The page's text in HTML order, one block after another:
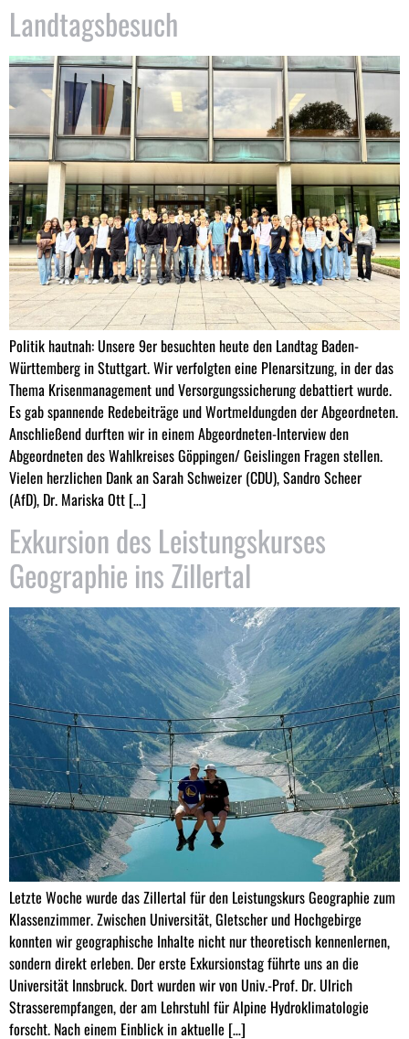
Landtagsbesuch
Politik hautnah: Unsere 9er besuchten heute den Landtag Baden-
Württemberg in Stuttgart. Wir verfolgten eine Plenarsitzung, in der das
Thema Krisenmanagement und Versorgungssicherung debattiert wurde.
Es gab spannende Redebeiträge und Wortmeldungden der Abgeordneten.
Anschließend durften wir in einem Abgeordneten-Interview den
Abgeordneten des Wahlkreises Göppingen/ Geislingen Fragen stellen.
Vielen herzlichen Dank an Sarah Schweizer (CDU), Sandro Scheer
(AfD), Dr. Mariska Ott […]
Exkursion des Leistungskurses
Geographie ins Zillertal
Letzte Woche wurde das Zillertal für den Leistungskurs Geographie zum
Klassenzimmer. Zwischen Universität, Gletscher und Hochgebirge
konnten wir geographische Inhalte nicht nur theoretisch kennenlernen,
sondern direkt erleben. Der erste Exkursionstag führte uns an die
Universität Innsbruck. Dort wurden wir von Univ.-Prof. Dr. Ulrich
Strasserempfangen, der am Lehrstuhl für Alpine Hydroklimatologie
forscht. Nach einem Einblick in aktuelle […]